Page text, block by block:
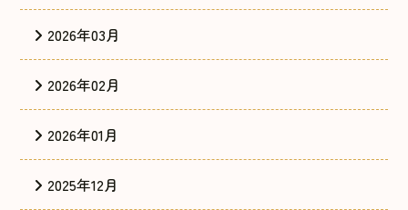
2026年03月
2026年02月
2026年01月
2025年12月